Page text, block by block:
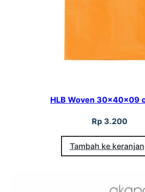
HLB Woven 30x40x09
Rp3.200
Tambah ke